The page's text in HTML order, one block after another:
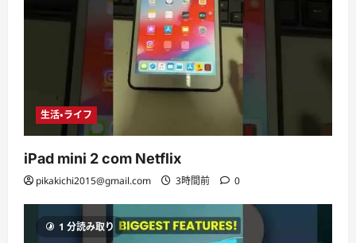
生活・ライフ
iPad mini 2 com Netflix
pikakichi2015@gmail.com 3時間前 0
1 分読み取り